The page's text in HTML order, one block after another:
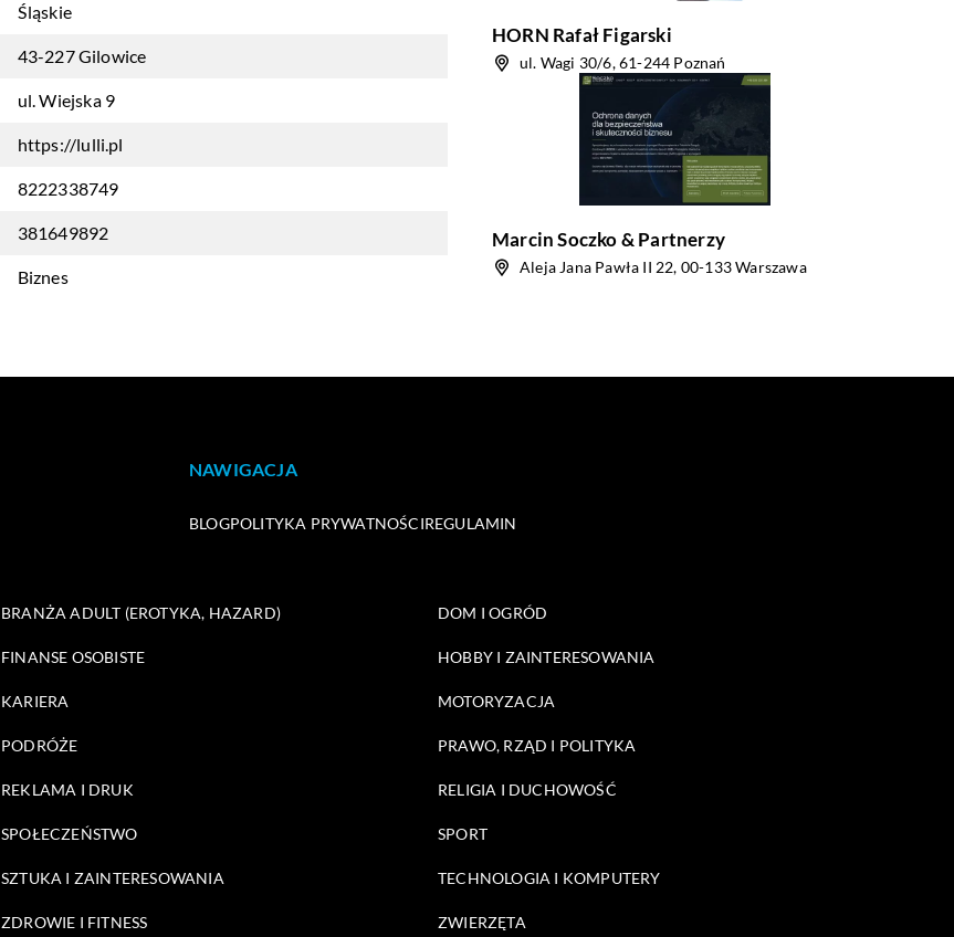
Śląskie
43-227 Gilowice
ul. Wiejska 9
https://lulli.pl
8222338749
381649892
Biznes
HORN Rafał Figarski
ul. Wagi 30/6, 61-244 Poznań
Marcin Soczko & Partnerzy
Aleja Jana Pawła II 22, 00-133 Warszawa
NAWIGACJA
BLOGPOLITYKA PRYWATNOŚCIREGULAMIN
BRANŻA ADULT (EROTYKA, HAZARD) DOM I OGRÓD
FINANSE OSOBISTE HOBBY I ZAINTERESOWANIA
KARIERA MOTORYZACJA
PODRÓŻE PRAWO, RZĄD I POLITYKA
REKLAMA I DRUK RELIGIA I DUCHOWOŚĆ
SPOŁECZEŃSTWO SPORT
SZTUKA I ZAINTERESOWANIA TECHNOLOGIA I KOMPUTERY
ZDROWIE I FITNESS ZWIERZĘTA